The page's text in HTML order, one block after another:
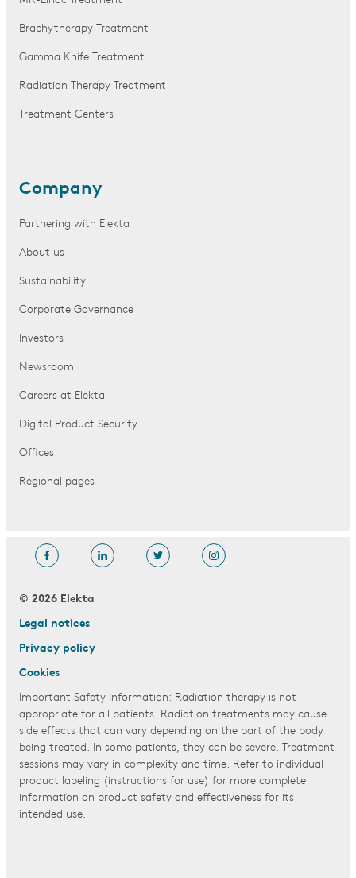
Brachytherapy Treatment
Gamma Knife Treatment
Radiation Therapy Treatment
Treatment Centers
Company
Partnering with Elekta
About us
Sustainability
Corporate Governance
Investors
Newsroom
Careers at Elekta
Digital Product Security
Offices
Regional pages
© 2026 Elekta
Legal notices
Privacy policy
Cookies
Important Safety Information: Radiation therapy is not
appropriate for all patients. Radiation treatments may cause
side effects that can vary depending on the part of the body
being treated. In some patients, they can be severe. Treatment
sessions may vary in complexity and time. Refer to individual
product labeling (instructions for use) for more complete
information on product safety and effectiveness for its
intended use.